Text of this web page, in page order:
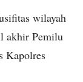
wilayah
akhir Pemilu
Kapolres